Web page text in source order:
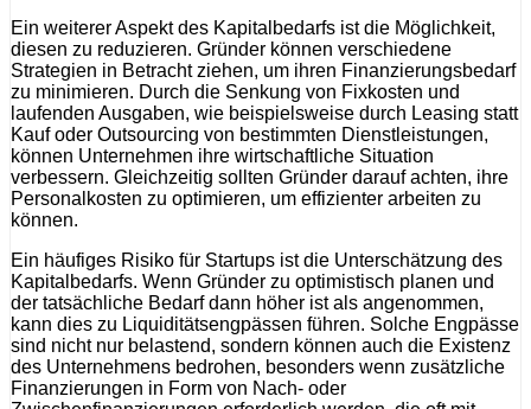
Ein weiterer Aspekt des Kapitalbedarfs ist die Möglichkeit,
diesen zu reduzieren. Gründer können verschiedene
Strategien in Betracht ziehen, um ihren Finanzierungsbedarf
zu minimieren. Durch die Senkung von Fixkosten und
laufenden Ausgaben, wie beispielsweise durch Leasing statt
Kauf oder Outsourcing von bestimmten Dienstleistungen,
können Unternehmen ihre wirtschaftliche Situation
verbessern. Gleichzeitig sollten Gründer darauf achten, ihre
Personalkosten zu optimieren, um effizienter arbeiten zu
können.
Ein häufiges Risiko für Startups ist die Unterschätzung des
Kapitalbedarfs. Wenn Gründer zu optimistisch planen und
der tatsächliche Bedarf dann höher ist als angenommen,
kann dies zu Liquiditätsengpässen führen. Solche Engpässe
sind nicht nur belastend, sondern können auch die Existenz
des Unternehmens bedrohen, besonders wenn zusätzliche
Finanzierungen in Form von Nach- oder